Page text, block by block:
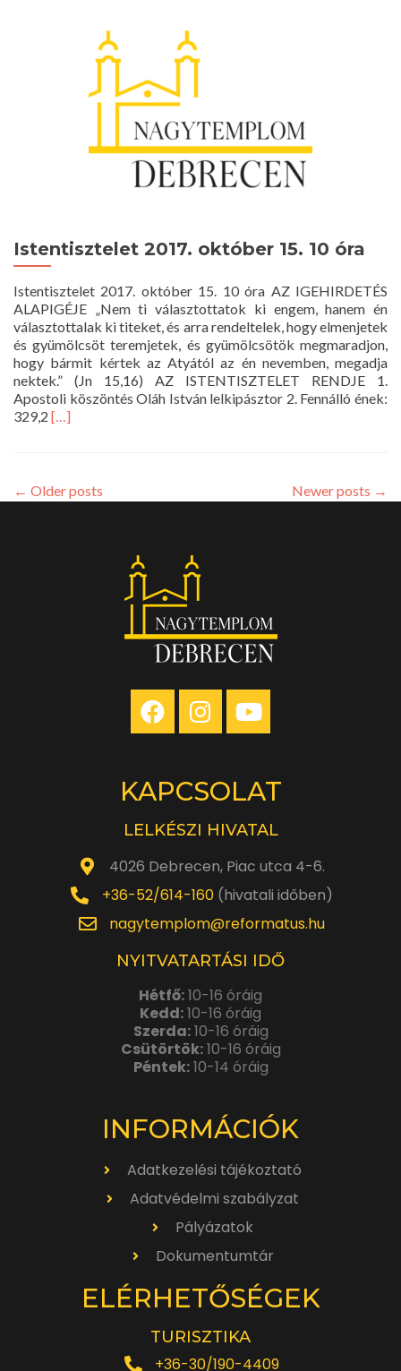
12.
10
Istentisztelet 2017. október 15. 10 óra
Istentisztelet 2017. október 15. 10 óra AZ IGEHIRDETÉS
ALAPIGÉJE „Nem ti választottatok ki engem, hanem én
választottalak ki titeket, és arra rendeltelek, hogy elmenjetek
és gyümölcsöt teremjetek, és gyümölcsötök megmaradjon,
hogy bármit kértek az Atyától az én nevemben, megadja
nektek.” (Jn 15,16) AZ ISTENTISZTELET RENDJE 1.
Apostoli köszöntés Oláh István lelkipásztor 2. Fennálló ének:
329,2 Read
2017.
október
[…]
← Older posts Newer posts →
KAPCSOLAT
LELKÉSZI HIVATAL
4026 Debrecen, Piac utca 4-6.
+36-52/614-160(hivatali időben)
nagytemplom@reformatus.hu
NYITVATARTÁSI IDŐ
Hétfő:10-16 óráig
Kedd:10-16 óráig
Szerda:10-16 óráig
Csütörtök:10-16 óráig
Péntek:10-14 óráig
INFORMÁCIÓK
Adatkezelési tájékoztató
Adatvédelmi szabályzat
Pályázatok
Dokumentumtár
ELÉRHETŐSÉGEK
TURISZTIKA
+36-30/190-4409